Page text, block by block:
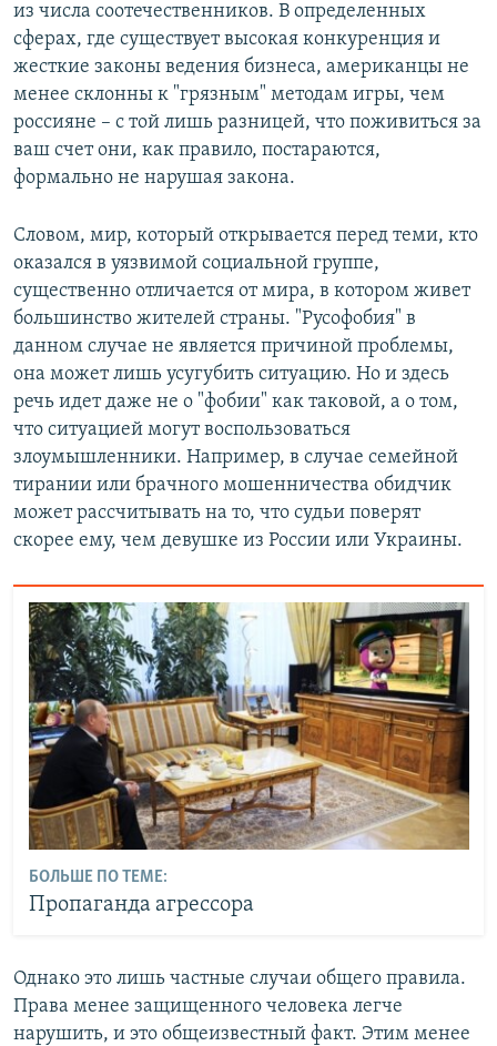
из числа соотечественников. В определенных
сферах, где существует высокая конкуренция и
жесткие законы ведения бизнеса, американцы не
менее склонны к "грязным" методам игры, чем
россияне – с той лишь разницей, что поживиться за
ваш счет они, как правило, постараются,
формально не нарушая закона.
Словом, мир, который открывается перед теми, кто
оказался в уязвимой социальной группе,
существенно отличается от мира, в котором живет
большинство жителей страны. "Русофобия" в
данном случае не является причиной проблемы,
она может лишь усугубить ситуацию. Но и здесь
речь идет даже не о "фобии" как таковой, а о том,
что ситуацией могут воспользоваться
злоумышленники. Например, в случае семейной
тирании или брачного мошенничества обидчик
может рассчитывать на то, что судьи поверят
скорее ему, чем девушке из России или Украины.
БОЛЬШЕ ПО ТЕМЕ:
Пропаганда агрессора
Однако это лишь частные случаи общего правила.
Права менее защищенного человека легче
нарушить, и это общеизвестный факт. Этим менее